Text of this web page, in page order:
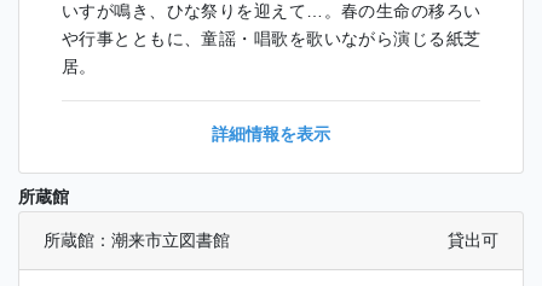
いすが鳴き、ひな祭りを迎えて…。春の生命の移ろい
や行事とともに、童謡・唱歌を歌いながら演じる紙芝
居。
詳細情報を表示
所蔵館
所蔵館：潮来市立図書館 貸出可